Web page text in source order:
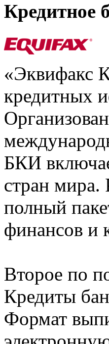
Кредитное
«Эквифакс
кредитных
БКИ
стран мира.
полный
финансов и
Второе по
Кредиты
Формат